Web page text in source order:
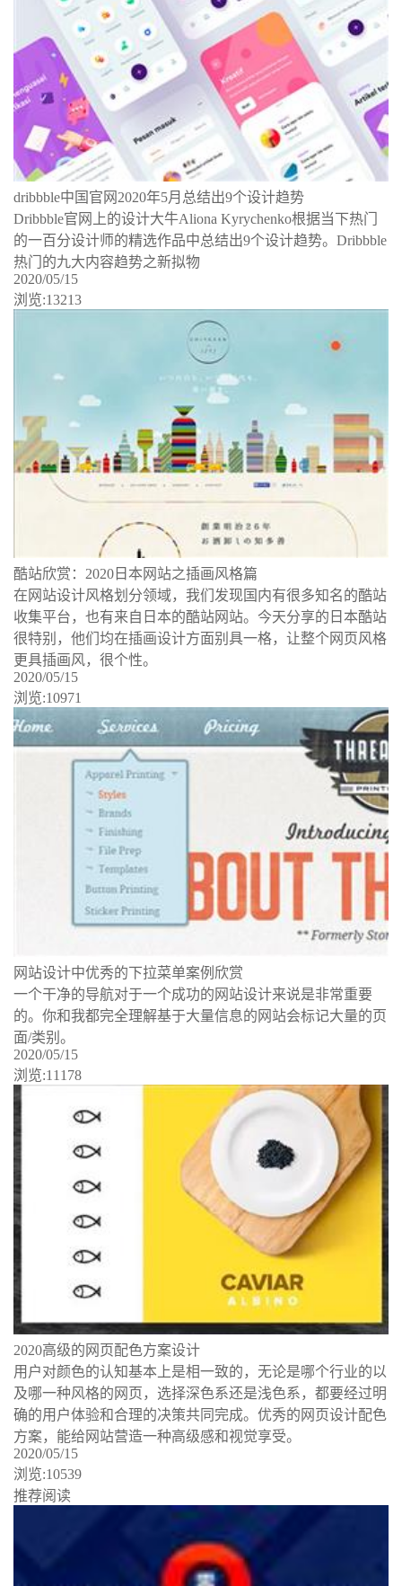
dribbble中国官网2020年5月总结出9个设计趋势
Dribbble官网上的设计大牛Aliona Kyrychenko根据当下热门
的一百分设计师的精选作品中总结出9个设计趋势。Dribbble
热门的九大内容趋势之新拟物
2020/05/15
浏览:13213
酷站欣赏：2020日本网站之插画风格篇
在网站设计风格划分领域，我们发现国内有很多知名的酷站
收集平台，也有来自日本的酷站网站。今天分享的日本酷站
很特别，他们均在插画设计方面别具一格，让整个网页风格
更具插画风，很个性。
2020/05/15
浏览:10971
网站设计中优秀的下拉菜单案例欣赏
一个干净的导航对于一个成功的网站设计来说是非常重要
的。你和我都完全理解基于大量信息的网站会标记大量的页
面/类别。
2020/05/15
浏览:11178
2020高级的网页配色方案设计
用户对颜色的认知基本上是相一致的，无论是哪个行业的以
及哪一种风格的网页，选择深色系还是浅色系，都要经过明
确的用户体验和合理的决策共同完成。优秀的网页设计配色
方案，能给网站营造一种高级感和视觉享受。
2020/05/15
浏览:10539
推荐阅读